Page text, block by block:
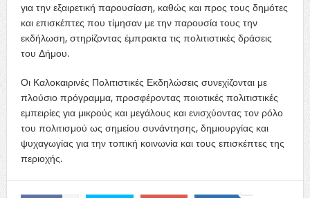
για την εξαιρετική παρουσίαση, καθώς και προς τους δημότες
και επισκέπτες που τίμησαν με την παρουσία τους την
εκδήλωση, στηρίζοντας έμπρακτα τις πολιτιστικές δράσεις
του Δήμου.
Οι Καλοκαιρινές Πολιτιστικές Εκδηλώσεις συνεχίζονται με
πλούσιο πρόγραμμα, προσφέροντας ποιοτικές πολιτιστικές
εμπειρίες για μικρούς και μεγάλους και ενισχύοντας τον ρόλο
του πολιτισμού ως σημείου συνάντησης, δημιουργίας και
ψυχαγωγίας για την τοπική κοινωνία και τους επισκέπτες της
περιοχής.